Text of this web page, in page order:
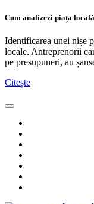
Cum analizezi piața
Identificarea unei nișe
locale. Antreprenorii
pe presupuneri, au
Citește